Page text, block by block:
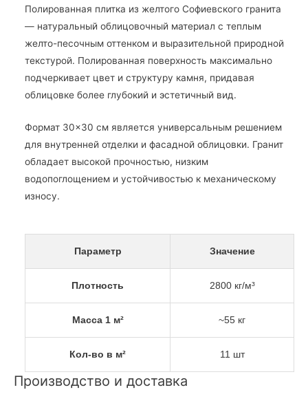
ммПолированная плитка из желтого Софиевского гранита
— натуральный облицовочный материал с теплым
желто-песочным оттенком и выразительной природной
текстурой. Полированная поверхность максимально
подчеркивает цвет и структуру камня, придавая
облицовке более глубокий и эстетичный вид.
Формат 30×30 см является универсальным решением
для внутренней отделки и фасадной облицовки. Гранит
обладает высокой прочностью, низким
водопоглощением и устойчивостью к механическому
износу.
Параметр Значение
Плотность 2800 кг/м³
Масса 1 м² ~55 кг
Кол-во в м² 11 шт
Производство и доставка